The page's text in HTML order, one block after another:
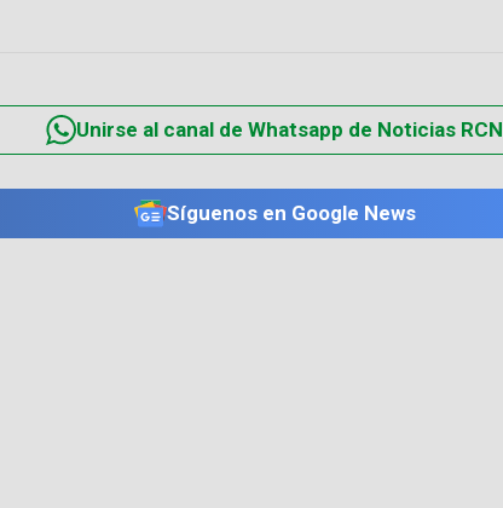
Unirse al canal de Whatsapp de Noticias RCN
Síguenos en Google News